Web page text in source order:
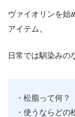
ヴァイオリンを始
アイテム。
日常では馴染みの
・松脂って何？
・使うならどの